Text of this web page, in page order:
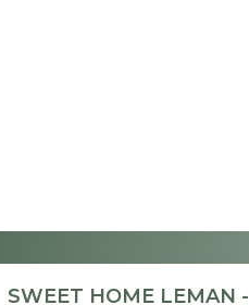
SWEET HOME LEMAN -